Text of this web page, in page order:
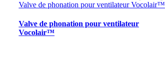
Valve de phonation pour ventilateur Vocolair™
Valve de phonation pour ventilateur
Vocolair™